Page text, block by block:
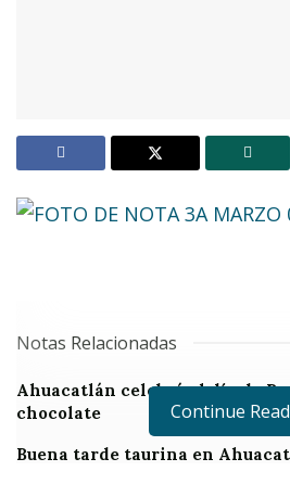
Notas Relacionadas
Ahuacatlán celebrá el día de
chocolate
Buena tarde taurina en
Continue